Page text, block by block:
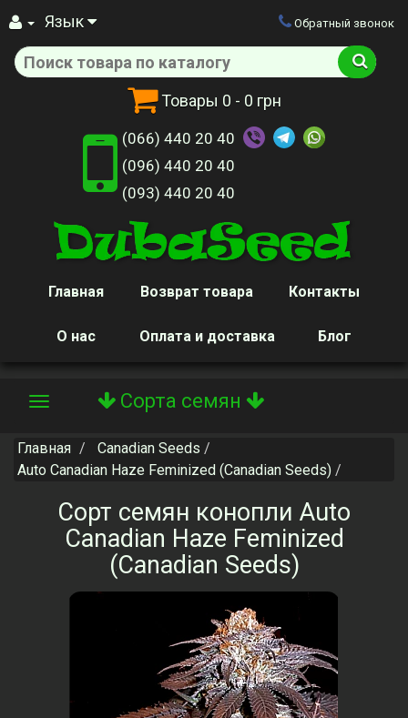
Язык
Товары 0 - 0 грн
Обратный звонок
(066) 440 20 40
(096) 440 20 40
(093) 440 20 40
Главная Возврат товара Контакты
О нас Оплата и доставка Блог
Сорта семян
Toggle
Главная
Canadian Seeds
Auto Canadian Haze Feminized (Canadian Seeds)
Сорт семян конопли Auto
Canadian Haze Feminized
(Canadian Seeds)